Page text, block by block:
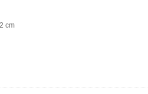
cm